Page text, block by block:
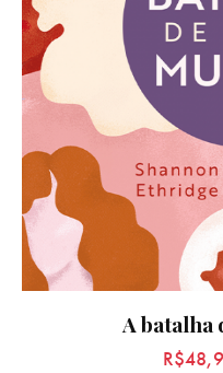
A batalha
R$